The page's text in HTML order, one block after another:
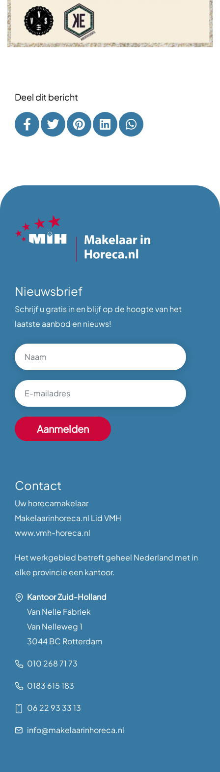
Deel dit bericht
Nieuwsbrief
Schrijf u gratis in en blijf op de hoogte van het
laatste aanbod en nieuws!
Contact
Uw horecamakelaar
Makelaarinhoreca.nl Lid VMH
www.vmh-horeca.nl
Het werkgebied betreft geheel Nederland met in
elke provincie een kantoor.
Kantoor Zuid-Holland
Van Nelle Fabriek
Van Nelleweg 1
3044 BC Rotterdam
010 268 71 73
0183 615 183
06 22 93 33 13
info@makelaarinhoreca.nl